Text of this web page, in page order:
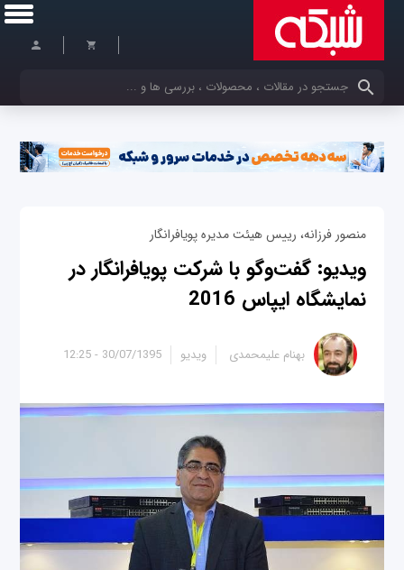
کلمات کلیدی خود را وارد کنید
منصور فرزانه، رییس هیئت مدیره پویافرانگار
ویدیو: گفت‌وگو با شرکت پویا‌فرا‌نگار در
نمایشگاه ایپاس 2016
30/07/1395 - 12:25 بهنام علیمحمدی ویدیو